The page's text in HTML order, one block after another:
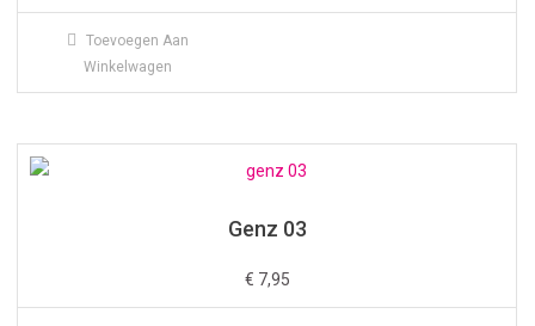
Toevoegen Aan
Winkelwagen
Genz 03
€ 7,95